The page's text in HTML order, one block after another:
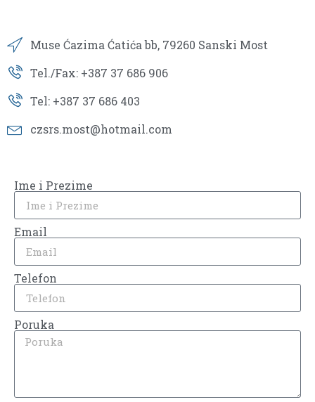
Muse Ćazima Ćatića bb, 79260 Sanski Most
Tel./Fax: +387 37 686 906
Tel: +387 37 686 403
czsrs.most@hotmail.com
Ime i Prezime
Email
Telefon
Poruka